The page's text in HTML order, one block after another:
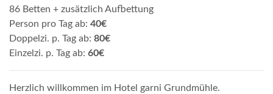
86 Betten + zusätzlich Aufbettung
Person pro Tag ab: 40€
Doppelzi. p. Tag ab: 80€
Einzelzi. p. Tag ab: 60€
Herzlich willkommen im Hotel garni Grundmühle.